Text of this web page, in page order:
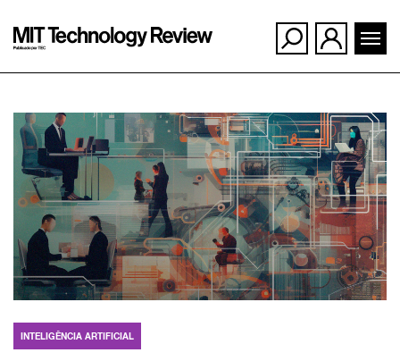
para
conteúdo
INTELIGÊNCIA ARTIFICIAL